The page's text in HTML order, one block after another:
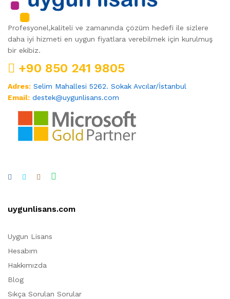
Profesyonel,kaliteli ve zamanında çözüm hedefi ile sizlere
daha iyi hizmeti en uygun fiyatlara verebilmek için kurulmuş
bir ekibiz.
+90 850 241 9805
Adres: Selim Mahallesi 5262. Sokak Avcılar/İstanbul
Email: destek@uygunlisans.com
uygunlisans.com
Uygun Lisans
Hesabım
Hakkımızda
Blog
Sıkça Sorulan Sorular